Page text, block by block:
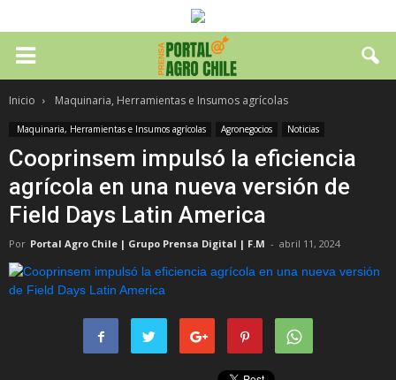
Inicio Maquinaria, Herramientas e Insumos agrícolas
Maquinaria, Herramientas e Insumos agrícolas Agronegocios Noticias
Cooprinsem impulsó la eficiencia
agrícola en una nueva versión de
Field Days Latin America
Por Portal Agro Chile | Grupo Prensa Digital | F.M - abril 11, 2024